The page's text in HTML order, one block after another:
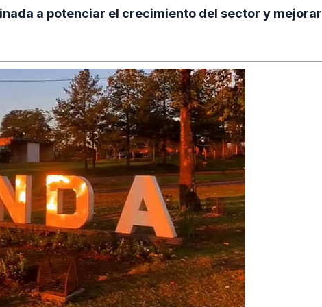
a potenciar el crecimiento del sector y mejorar